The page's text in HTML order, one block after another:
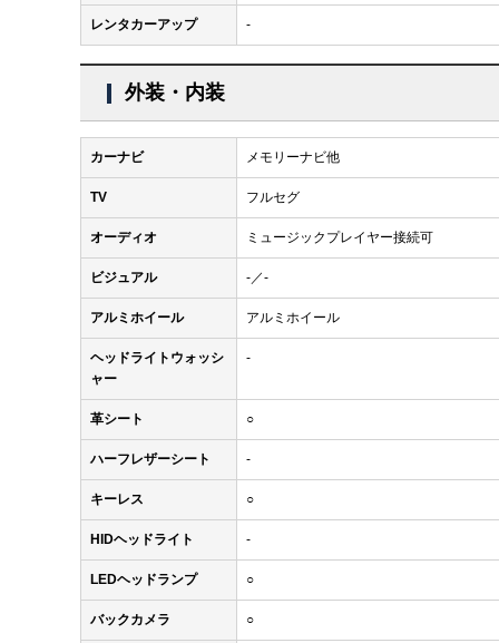
レンタカーアップ -
外装・内装
カーナビ メモリーナビ他
TV フルセグ
オーディオ ミュージックプレイヤー接続可
ビジュアル -／-
アルミホイール アルミホイール
ヘッドライトウォッシ
ャー
-
革シート ○
ハーフレザーシート -
キーレス ○
HIDヘッドライト -
LEDヘッドランプ ○
バックカメラ ○